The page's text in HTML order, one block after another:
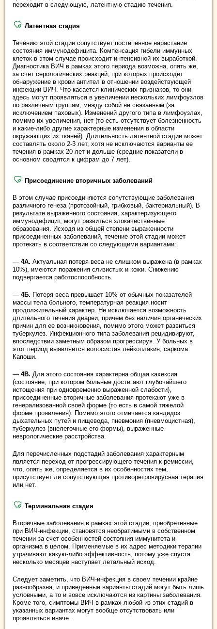
переходит в следующую, латентную стадию течения.
Латентная стадия
Течению этой стадии сопутствует постепенное нарастание
состояния иммунодефицита. Компенсация гибели иммунных
клеток в этом случае происходит интенсивной их выработкой.
Диагностика ВИЧ в рамках этого периода возможна, опять же,
за счет серологических реакций, при которых происходит
обнаружение в крови антител в отношении воздействующей
инфекции ВИЧ. Что касается клинических признаков, то они
здесь могут проявляться в увеличении нескольких лимфоузлов
по различным группам, между собой не связанным (за
исключением паховых). Изменений другого типа в лимфоузлах,
помимо их увеличения, нет (то есть отсутствует болезненность
и какие-либо другие характерные изменения в области
окружающих их тканей). Длительность латентной стадии может
составлять около 2-3 лет, хотя не исключаются варианты ее
течения в рамках 20 лет и дольше (средние показатели в
основном сводятся к цифрам до 7 лет).
Присоединение вторичных заболеваний
В этом случае присоединяются сопутствующие заболевания
различного генеза (протозойный, грибковый, бактериальный). В
результате выраженного состояния, характеризующего
иммунодефицит, могут развиться злокачественные
образования. Исходя из общей степени выраженности
присоединенных заболеваний, течение этой стадии может
протекать в соответствии со следующими вариантами:
— 4А. Актуальная потеря веса не слишком выражена (в рамках
10%), имеются поражения слизистых и кожи. Снижению
подвергается работоспособность.
— 4Б. Потеря веса превышает 10% от обычных показателей
массы тела больного, температурная реакция носит
продолжительный характер. Не исключается возможность
длительного течения диареи, причем без наличия органических
причин для ее возникновения, помимо этого может развиться
туберкулез. Инфекционного типа заболевания рецидивируют,
впоследствии заметным образом прогрессируя. У больных в
этот период выявляется волосистая лейкоплакия, саркома
Капоши.
— 4В. Для этого состояния характерна общая кахексия
(состояние, при котором больные достигают глубочайшего
истощения при одновременно выраженной слабости),
присоединенные вторичные заболевания протекают уже в
генерализованной своей форме (то есть в самой тяжелой
форме проявления). Помимо этого отмечается кандидоз
дыхательных путей и пищевода, пневмония (пневмоцистная),
туберкулез (внелегочные его формы), выраженные
неврологические расстройства.
Для перечисленных подстадий заболевания характерным
является переход от прогрессирующего течения к ремиссии,
что, опять же, определяется в их особенностях тем,
присутствует ли сопутствующая противоретровирусная терапия
или нет.
Терминальная стадия
Вторичные заболевания в рамках этой стадии, приобретенные
при ВИЧ-инфекции, становятся необратимыми в собственном
течении за счет особенностей состояния иммунитета и
организма в целом. Применяемые в их адрес методики терапии
утрачивают какую-либо эффективность, потому уже спустя
несколько месяцев наступает летальный исход.
Следует заметить, что ВИЧ-инфекция в своем течении крайне
разнообразна, и приведенные варианты стадий могут быть лишь
условными, а то и вовсе исключаются из картины заболевания.
Кроме того, симптомы ВИЧ в рамках любой из этих стадий в
указанных вариантах могут вообще отсутствовать или
проявляться иначе.